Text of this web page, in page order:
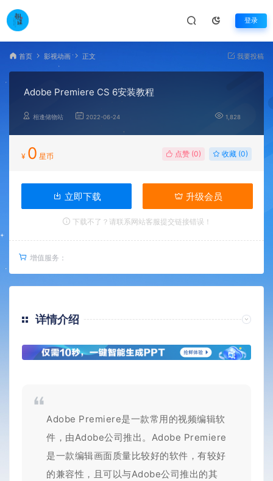
登录
首页 影视动画 正文 我要投稿
Adobe Premiere CS 6安装教程
相逢储物站 2022-06-24 1,828
¥ 0 星币 点赞 (0) 收藏 (0)
立即下载 升级会员
下载不了？请联系网站客服提交链接错误！
增值服务：
详情介绍
Adobe Premiere是一款常用的视频编辑软
件，由Adobe公司推出。Adobe Premiere
是一款编辑画面质量比较好的软件，有较好
的兼容性，且可以与Adobe公司推出的其